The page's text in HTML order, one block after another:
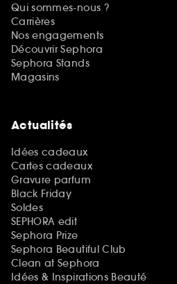
Qui sommes-nous ?
Carrières
Nos engagements
Découvrir Sephora
Sephora Stands
Magasins
Actualités
Idées cadeaux
Cartes cadeaux
Gravure parfum
Black Friday
Soldes
SEPHORA edit
Sephora Prize
Sephora Beautiful Club
Clean at Sephora
Idées & Inspirations Beauté